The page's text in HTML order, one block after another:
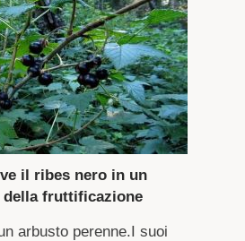
il ribes nero in un
fruttificazione
arbusto perenne.I suoi